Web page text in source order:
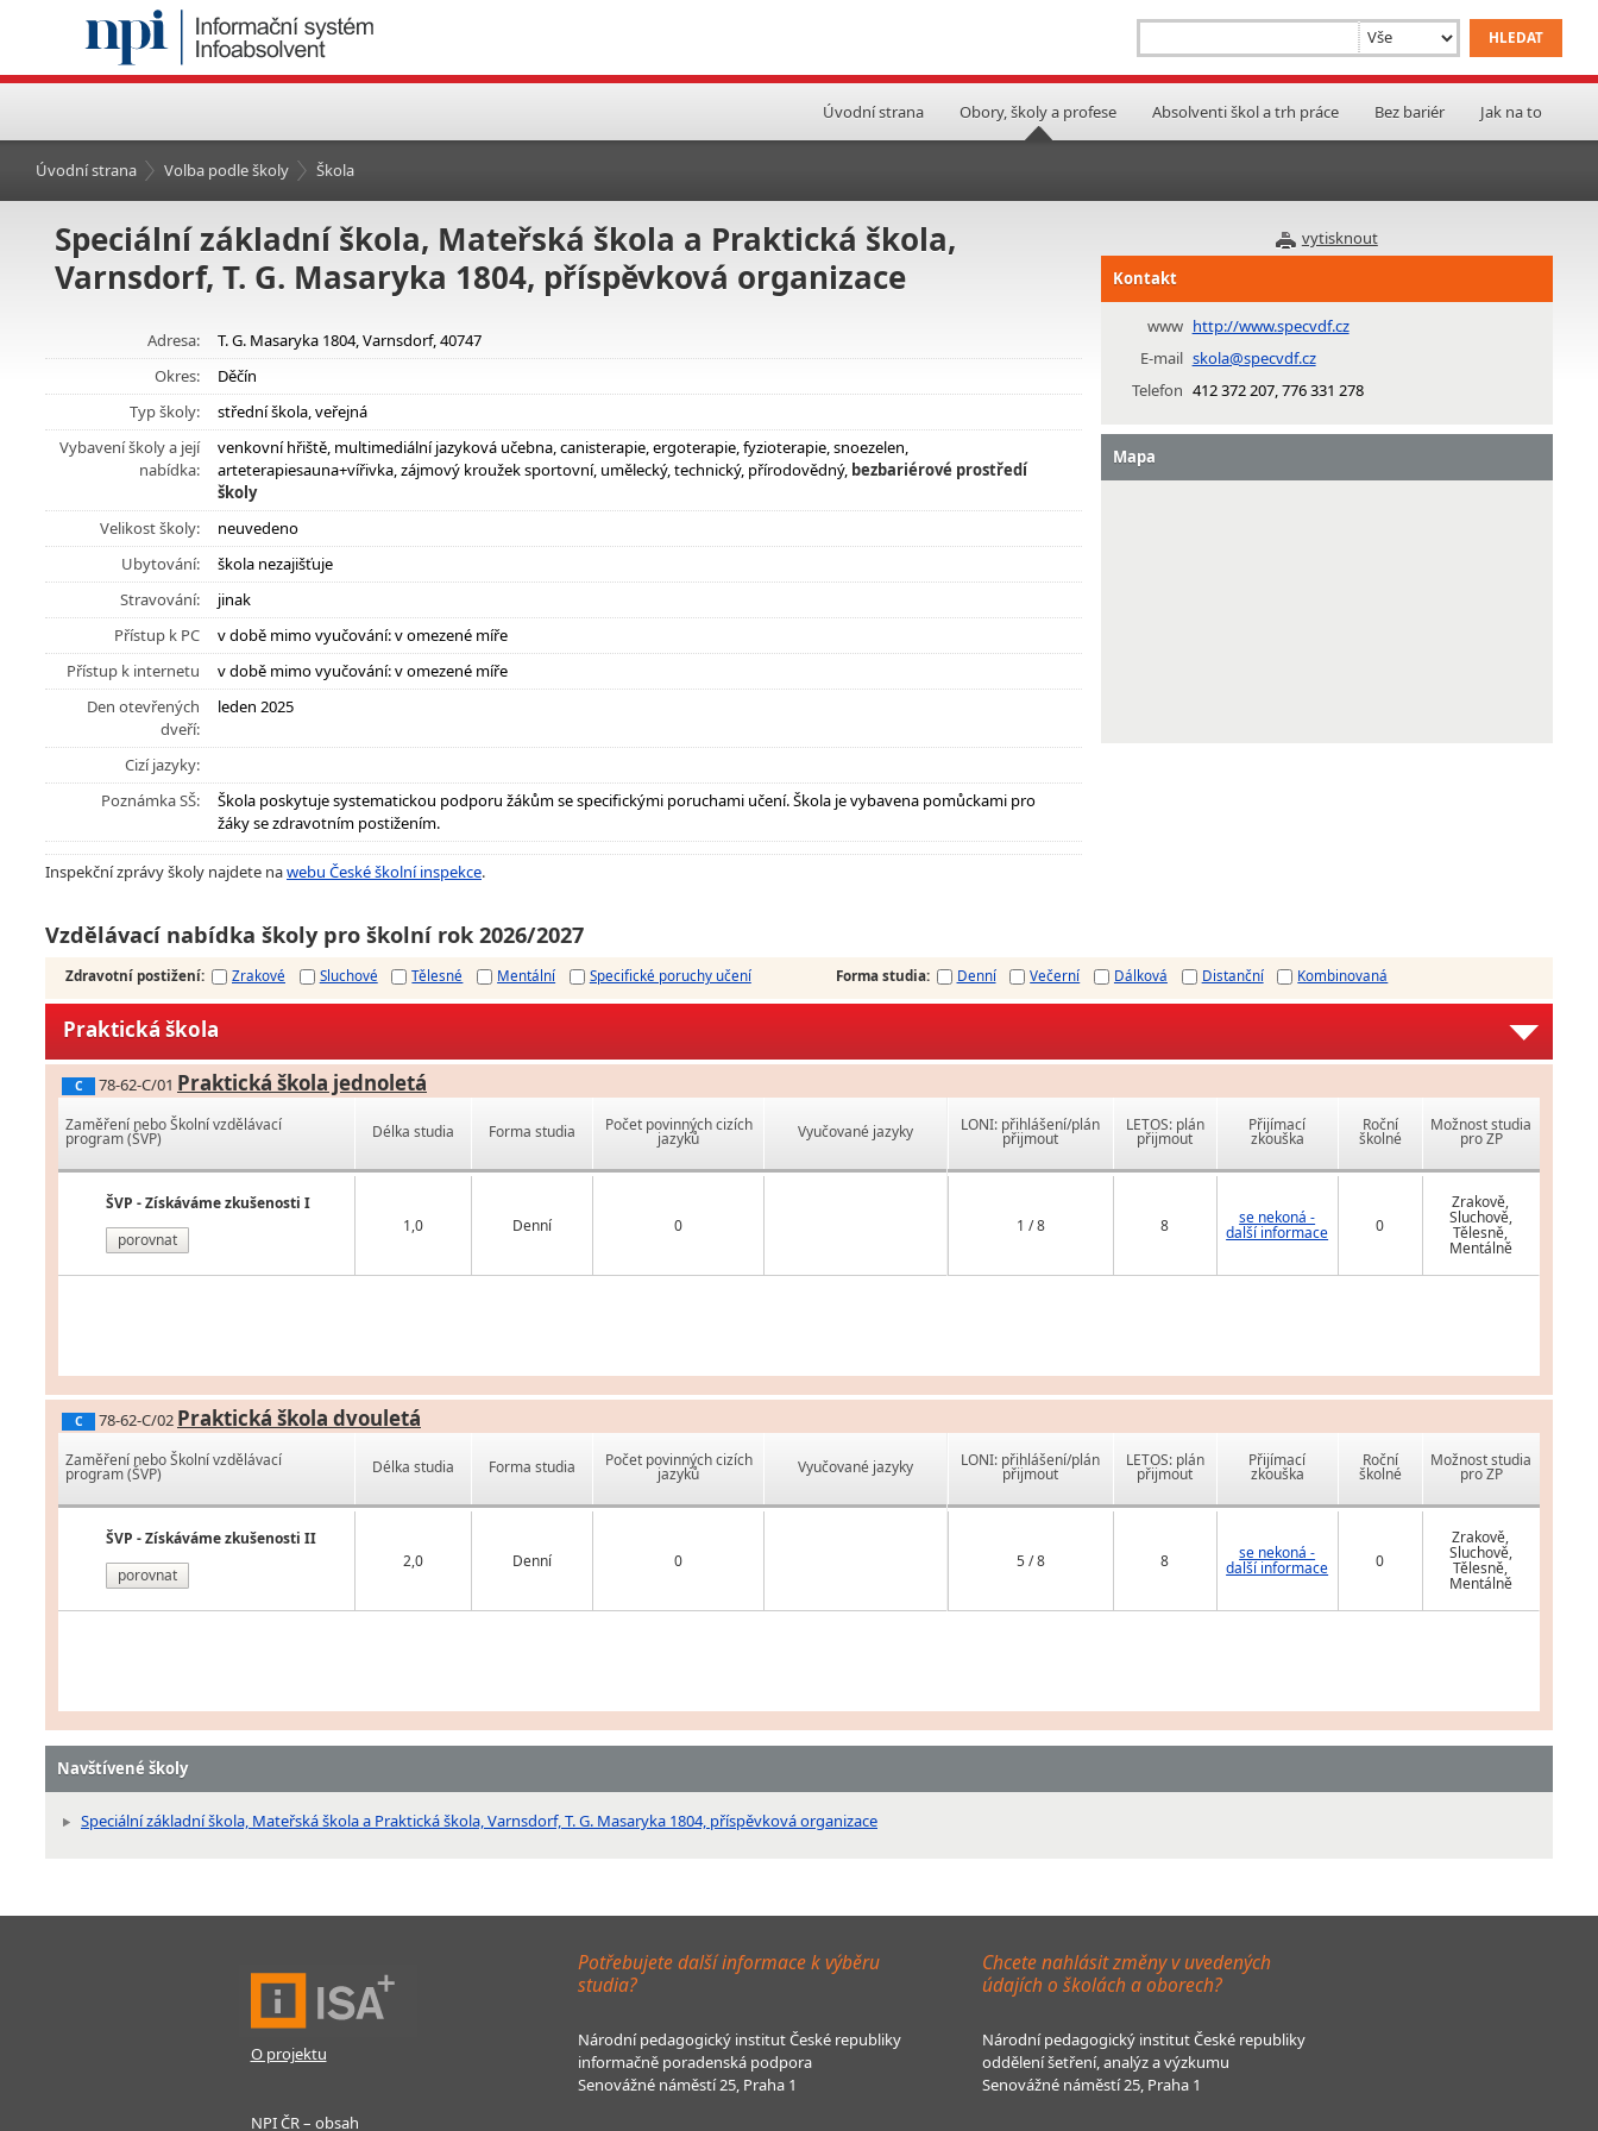
Úvodní strana Obory, školy a profese Absolventi škol a trh práce Bez bariér Jak na to
Úvodní strana Volba podle školy Škola
vytisknout
Speciální základní škola, Mateřská škola a Praktická škola,
Varnsdorf, T. G. Masaryka 1804, příspěvková organizace
Adresa:
T. G. Masaryka 1804, Varnsdorf, 40747
Okres:
Děčín
Typ školy:
střední škola, veřejná
Vybavení školy a její
nabídka:
venkovní hřiště, multimediální jazyková učebna, canisterapie, ergoterapie, fyzioterapie, snoezelen,
arteterapiesauna+vířivka, zájmový kroužek sportovní, umělecký, technický, přírodovědný, bezbariérové prostředí
školy
Velikost školy:
neuvedeno
Ubytování:
škola nezajišťuje
Stravování:
jinak
Přístup k PC
v době mimo vyučování: v omezené míře
Přístup k internetu
v době mimo vyučování: v omezené míře
Den otevřených
dveří:
leden 2025
Cizí jazyky:
Poznámka SŠ:
Škola poskytuje systematickou podporu žákům se specifickými poruchami učení. Škola je vybavena pomůckami pro
žáky se zdravotním postižením.
Inspekční zprávy školy najdete nawebu České školní inspekce.
Kontakt
www http://www.specvdf.cz
E-mail skola@specvdf.cz
Telefon 412 372 207, 776 331 278
Mapa
Vzdělávací nabídka školy pro školní rok 2026/2027
Zdravotní postižení: Zrakové Sluchové Tělesné Mentální Specifické poruchy učení Forma studia: Denní Večerní Dálková Distanční Kombinovaná
Praktická škola
C 78-62-C/01 Praktická škola jednoletá
Zaměření nebo Školní vzdělávací
program (ŠVP)
ŠVP - Získáváme zkušenosti I
porovnat
Délka studia Forma studia Počet povinných cizích
jazyků Vyučované jazyky
1,0 Denní 0
LONI: přihlášení/plán
přijmout
LETOS: plán
přijmout
Přijímací
zkouška
Roční
školné
Možnost studia
pro ZP
1 / 8 8 se nekoná -
další informace 0
Zrakově,
Sluchově,
Tělesně,
Mentálně
C 78-62-C/02 Praktická škola dvouletá
Zaměření nebo Školní vzdělávací
program (ŠVP)
ŠVP - Získáváme zkušenosti II
porovnat
Délka studia Forma studia Počet povinných cizích
jazyků Vyučované jazyky
2,0 Denní 0
LONI: přihlášení/plán
přijmout
LETOS: plán
přijmout
Přijímací
zkouška
Roční
školné
Možnost studia
pro ZP
5 / 8 8 se nekoná -
další informace 0
Zrakově,
Sluchově,
Tělesně,
Mentálně
Navštívené školy
Speciální základní škola, Mateřská škola a Praktická škola, Varnsdorf, T. G. Masaryka 1804, příspěvková organizace
O projektu
NPI ČR – obsah
Potřebujete další informace k výběru
studia?
Národní pedagogický institut České republiky
informačně poradenská podpora
Senovážné náměstí 25, Praha 1
Chcete nahlásit změny v uvedených
údajích o školách a oborech?
Národní pedagogický institut České republiky
oddělení šetření, analýz a výzkumu
Senovážné náměstí 25, Praha 1